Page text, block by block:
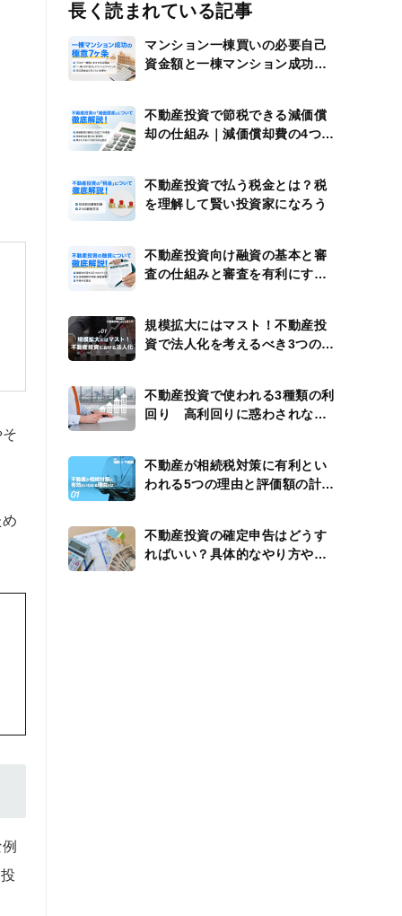
長く読まれている記事
マンション一棟買いの必要自己
資金額と一棟マンション成功の
不動産投資で節税できる減価償
却の仕組み｜減価償却費の4つの
不動産投資で払う税金とは？税
を理解して賢い投資家になろう
不動産投資向け融資の基本と審
査の仕組みと審査を有利にする
規模拡大にはマスト！不動産投
資で法人化を考えるべき3つのタ
不動産投資で使われる3種類の利
回り 高利回りに惑わされない
不動産が相続税対策に有利とい
われる5つの理由と評価額の計算
不動産投資の確定申告はどうす
ればいい？具体的なやり方や還